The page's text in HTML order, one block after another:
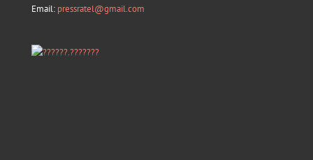
Email: pressratel@gmail.com